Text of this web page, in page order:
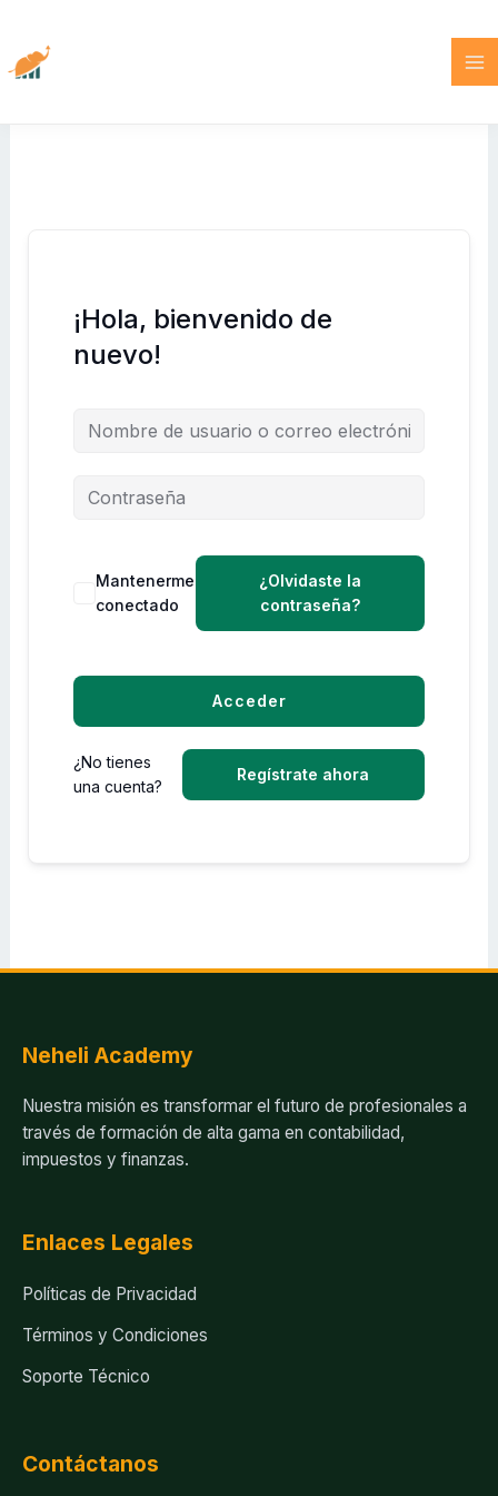
contenido
¡Hola, bienvenido de
nuevo!
Mantenerme
conectado
¿Olvidaste la
contraseña?
Acceder
¿No tienes
una cuenta?
Regístrate ahora
Neheli Academy
Nuestra misión es transformar el futuro de profesionales a
través de formación de alta gama en contabilidad,
impuestos y finanzas.
Enlaces Legales
Políticas de Privacidad
Términos y Condiciones
Soporte Técnico
Contáctanos